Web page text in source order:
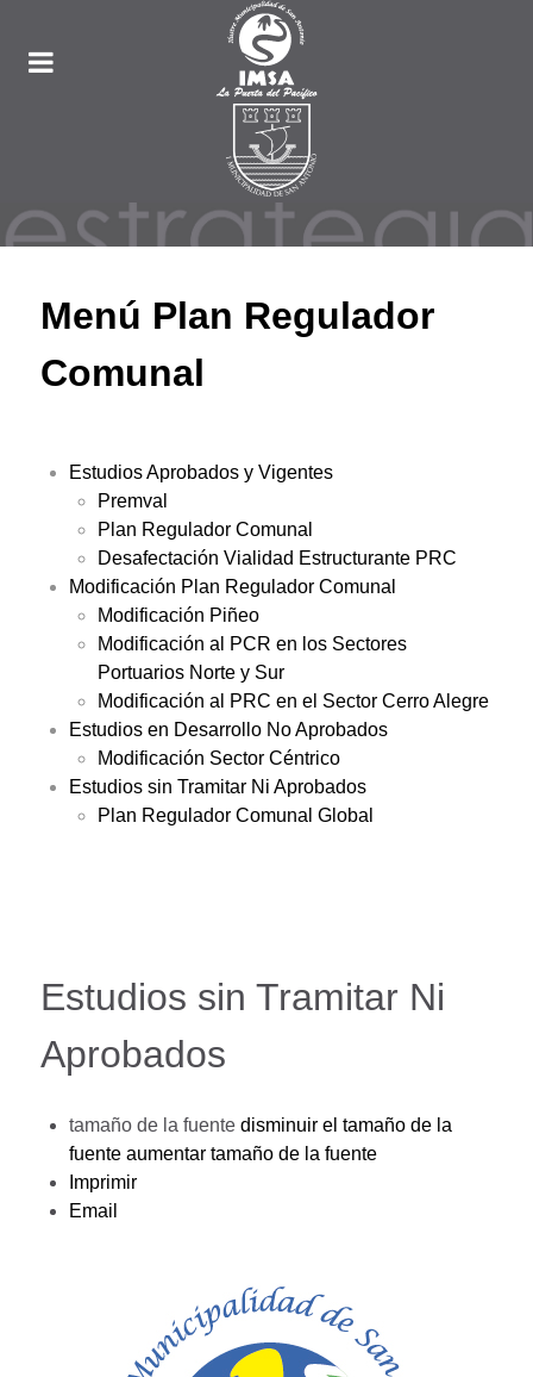
Menú Plan Regulador
Comunal
Estudios Aprobados y Vigentes
Premval
Plan Regulador Comunal
Desafectación Vialidad Estructurante PRC
Modificación Plan Regulador Comunal
Modificación Piñeo
Modificación al PCR en los Sectores
Portuarios Norte y Sur
Modificación al PRC en el Sector Cerro Alegre
Estudios en Desarrollo No Aprobados
Modificación Sector Céntrico
Estudios sin Tramitar Ni Aprobados
Plan Regulador Comunal Global
Estudios sin Tramitar Ni
Aprobados
tamaño de la fuente disminuir el tamaño de la
fuente aumentar tamaño de la fuente
Imprimir
Email